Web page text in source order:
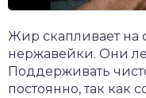
Жир скапливает на
нержавейки. Они
Поддерживать
постоянно, так как